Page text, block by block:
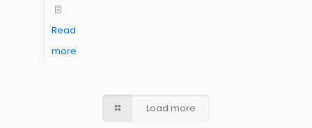
Read
more
Load more